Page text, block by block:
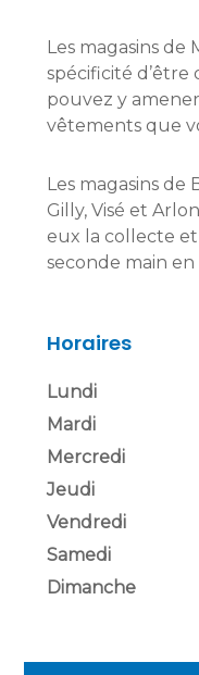
Les magasins
spécificité d’être
pouvez y
vêtements que
Les magasins de
Gilly, Visé et
eux la collecte
seconde main
Horaires
Lundi
Mardi
Mercredi
Jeudi
Vendredi
Samedi
Dimanche